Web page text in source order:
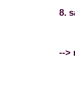
8.
-->